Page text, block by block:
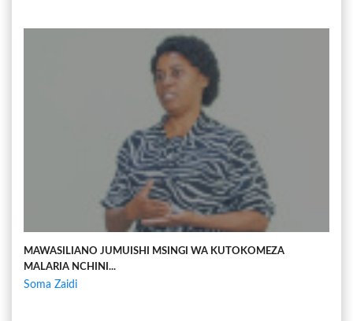
MAWASILIANO JUMUISHI MSINGI WA KUTOKOMEZA
MALARIA NCHINI...
Soma Zaidi